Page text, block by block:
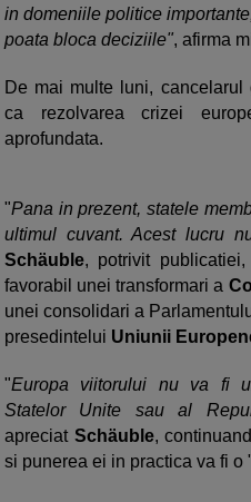
in domeniile politice
poata bloca deciziile", afirma
De mai multe luni, cancelarul
ca rezolvarea crizei
aprofundata.
"Pana in prezent, statele
ultimul cuvant. Acest lucru
Schäuble, potrivit
favorabil unei transformari a
unei consolidari a
presedintelui Uniunii
"Europa viitorului nu va fi
Statelor Unite sau al
apreciat Schäuble,
si punerea ei in practica va fi o